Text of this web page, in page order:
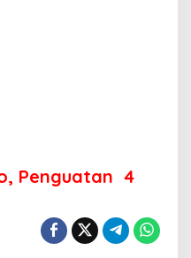
Penguatan 4